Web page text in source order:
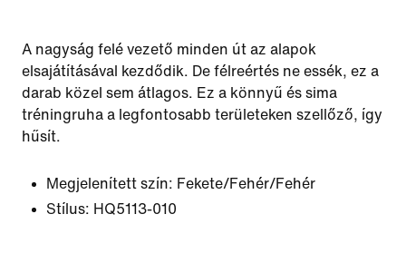
A nagyság felé vezető minden út az alapok
elsajátításával kezdődik. De félreértés ne essék, ez a
darab közel sem átlagos. Ez a könnyű és sima
tréningruha a legfontosabb területeken szellőző, így
hűsít.
Megjelenített szín: Fekete/Fehér/Fehér
Stílus: HQ5113-010